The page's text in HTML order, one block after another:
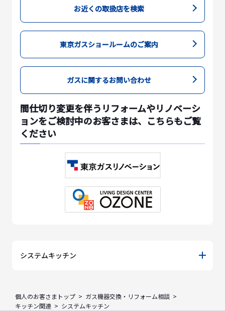
お近くの取扱店を検索
東京ガスショールームのご案内
ガスに関するお問い合わせ
間仕切り変更を伴うリフォームやリノベーシ
ョンをご検討中のお客さまは、こちらもご覧
ください
システムキッチン
個人のお客さまトップ
ガス機器交換・リフォーム相談
キッチン関連
システムキッチン